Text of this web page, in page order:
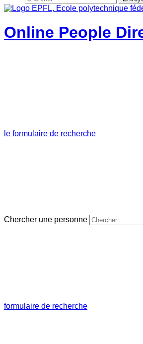
Online People
le formulaire de recherche
Chercher une personne
formulaire de recherche